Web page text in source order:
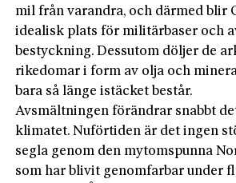
mil från varandra, och därmed blir
idealisk plats för militärbaser och
bestyckning. Dessutom döljer de
rikedomar i form av olja och
bara så länge istäcket består.
Avsmältningen förändrar snabbt
klimatet. Nuförtiden är det ingen
segla genom den mytomspunna
som har blivit genomfarbar under